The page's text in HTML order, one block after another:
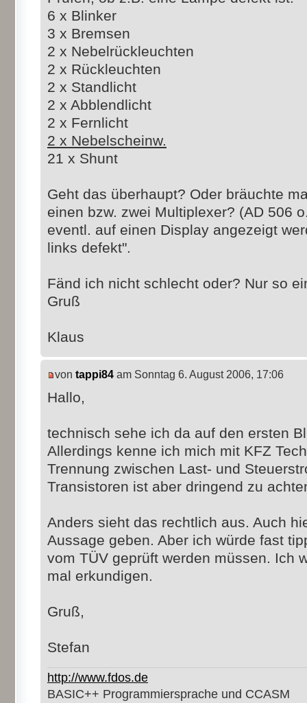
6 x Blinker
3 x Bremsen
2 x Nebelrückleuchten
2 x Rückleuchten
2 x Standlicht
2 x Abblendlicht
2 x Fernlicht
2 x Nebelscheinw.
21 x Shunt
Geht das überhaupt? Oder bräuchte
einen bzw. zwei Multiplexer? (AD 506
eventl. auf einen Display angezeigt
links defekt".
Fänd ich nicht schlecht oder? Nur so
Gruß
Klaus
von tappi84 am Sonntag 6. August 2006, 17:06
Hallo,
technisch sehe ich da auf den ersten
Allerdings kenne ich mich mit KFZ
Trennung zwischen Last- und
Transistoren ist aber dringend zu
Anders sieht das rechtlich aus. Auch
Aussage geben. Aber ich würde fast
vom TÜV geprüft werden müssen. Ich
mal erkundigen.
Gruß,
Stefan
http://www.fdos.de
BASIC++ Programmiersprache und CCASM